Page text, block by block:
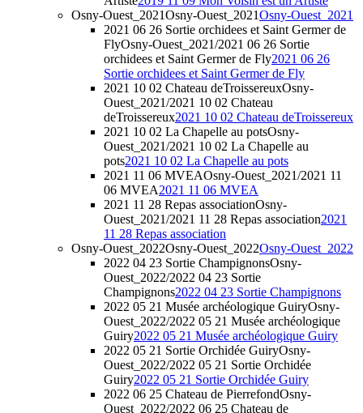
Osny-Ouest_2021Osny-Ouest_2021Osny-Ouest_2021
2021 06 26 Sortie orchidees et Saint Germer de
FlyOsny-Ouest_2021/2021 06 26 Sortie
orchidees et Saint Germer de Fly2021 06 26
Sortie orchidees et Saint Germer de Fly
2021 10 02 Chateau deTroissereuxOsny-
Ouest_2021/2021 10 02 Chateau
deTroissereux2021 10 02 Chateau deTroissereux
2021 10 02 La Chapelle au potsOsny-
Ouest_2021/2021 10 02 La Chapelle au
pots2021 10 02 La Chapelle au pots
2021 11 06 MVEAOsny-Ouest_2021/2021 11
06 MVEA2021 11 06 MVEA
2021 11 28 Repas associationOsny-
Ouest_2021/2021 11 28 Repas association2021
11 28 Repas association
Osny-Ouest_2022Osny-Ouest_2022Osny-Ouest_2022
2022 04 23 Sortie ChampignonsOsny-
Ouest_2022/2022 04 23 Sortie
Champignons2022 04 23 Sortie Champignons
2022 05 21 Musée archéologique GuiryOsny-
Ouest_2022/2022 05 21 Musée archéologique
Guiry2022 05 21 Musée archéologique Guiry
2022 05 21 Sortie Orchidée GuiryOsny-
Ouest_2022/2022 05 21 Sortie Orchidée
Guiry2022 05 21 Sortie Orchidée Guiry
2022 06 25 Chateau de PierrefondOsny-
Ouest_2022/2022 06 25 Chateau de